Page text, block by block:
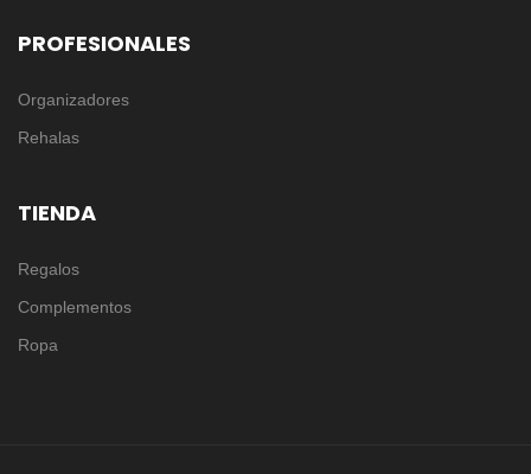
PROFESIONALES
Organizadores
Rehalas
TIENDA
Regalos
Complementos
Ropa